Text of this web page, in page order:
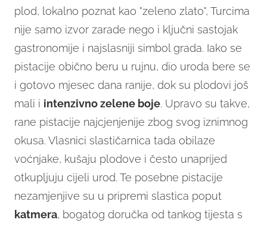
plod, lokalno poznat kao "zeleno zlato", Turcima
nije samo izvor zarade nego i ključni sastojak
gastronomije i najslasniji simbol grada. Iako se
pistacije obično beru u rujnu, dio uroda bere se
i gotovo mjesec dana ranije, dok su plodovi još
mali i intenzivno zelene boje. Upravo su takve,
rane pistacije najcjenjenije zbog svog iznimnog
okusa. Vlasnici slastičarnica tada obilaze
voćnjake, kušaju plodove i često unaprijed
otkupljuju cijeli urod. Te posebne pistacije
nezamjenjive su u pripremi slastica poput
katmera, bogatog doručka od tankog tijesta s